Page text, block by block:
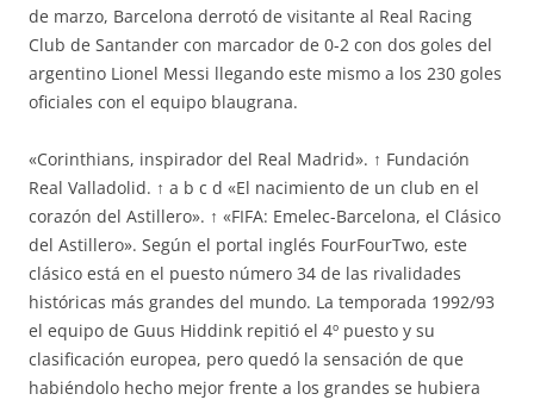
de marzo, Barcelona derrotó de visitante al Real Racing
Club de Santander con marcador de 0-2 con dos goles del
argentino Lionel Messi llegando este mismo a los 230 goles
oficiales con el equipo blaugrana.
«Corinthians, inspirador del Real Madrid». ↑ Fundación
Real Valladolid. ↑ a b c d «El nacimiento de un club en el
corazón del Astillero». ↑ «FIFA: Emelec-Barcelona, el Clásico
del Astillero». Según el portal inglés FourFourTwo, este
clásico está en el puesto número 34 de las rivalidades
históricas más grandes del mundo. La temporada 1992/93
el equipo de Guus Hiddink repitió el 4º puesto y su
clasificación europea, pero quedó la sensación de que
habiéndolo hecho mejor frente a los grandes se hubiera